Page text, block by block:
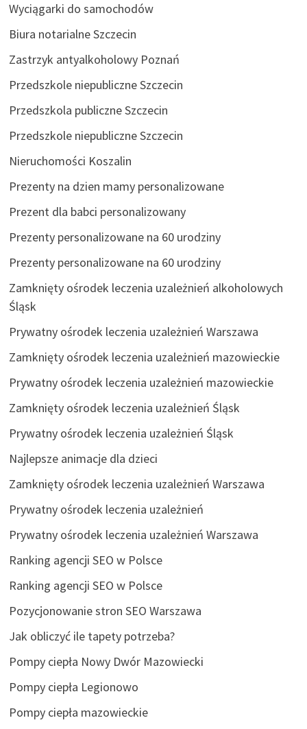
Wyciągarki do samochodów
Biura notarialne Szczecin
Zastrzyk antyalkoholowy Poznań
Przedszkole niepubliczne Szczecin
Przedszkola publiczne Szczecin
Przedszkole niepubliczne Szczecin
Nieruchomości Koszalin
Prezenty na dzien mamy personalizowane
Prezent dla babci personalizowany
Prezenty personalizowane na 60 urodziny
Prezenty personalizowane na 60 urodziny
Zamknięty ośrodek leczenia uzależnień alkoholowych
Śląsk
Prywatny ośrodek leczenia uzależnień Warszawa
Zamknięty ośrodek leczenia uzależnień mazowieckie
Prywatny ośrodek leczenia uzależnień mazowieckie
Zamknięty ośrodek leczenia uzależnień Śląsk
Prywatny ośrodek leczenia uzależnień Śląsk
Najlepsze animacje dla dzieci
Zamknięty ośrodek leczenia uzależnień Warszawa
Prywatny ośrodek leczenia uzależnień
Prywatny ośrodek leczenia uzależnień Warszawa
Ranking agencji SEO w Polsce
Ranking agencji SEO w Polsce
Pozycjonowanie stron SEO Warszawa
Jak obliczyć ile tapety potrzeba?
Pompy ciepła Nowy Dwór Mazowiecki
Pompy ciepła Legionowo
Pompy ciepła mazowieckie